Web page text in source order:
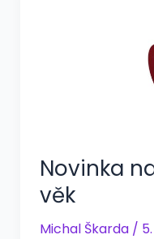
Novinka
věk
Michal Škarda /